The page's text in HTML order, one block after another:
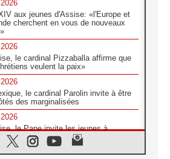
aux jeunes d'Assise: «l'Europe et
cherchent en vous de nouveaux
le cardinal Pizzaballa affirme que
veulent la paix»
le cardinal Parolin invite à être
des marginalisées
le Pape invite les jeunes à
la civilisation de l'amour»